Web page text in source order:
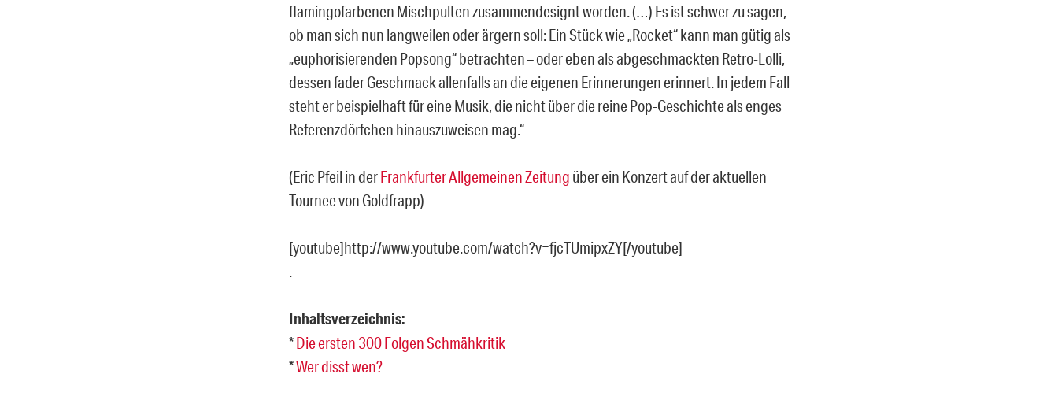
flamingofarbenen Mischpulten zusammendesignt worden. (…) Es ist schwer zu sagen,
ob man sich nun langweilen oder ärgern soll: Ein Stückwie „Rocket“ kann man gütig als
„euphorisierenden Popsong“ betrachten – oder eben als abgeschmackten Retro-Lolli,
dessen fader Geschmack allenfalls an die eigenen Erinnerungen erinnert. In jedem Fall
steht er beispielhaft für eine Musik, die nicht über die reine Pop-Geschichte als enges
Referenzdörfchen hinauszuweisen mag.“
(Eric Pfeil in derFrankfurter Allgemeinen Zeitung über ein Konzert auf der aktuellen
Tournee von Goldfrapp)
[youtube]http://www.youtube.com/watch?v=fjcTUmipxZY[/youtube]
.
Inhaltsverzeichnis:
*Die ersten 300 Folgen Schmähkritik
*Wer disst wen?